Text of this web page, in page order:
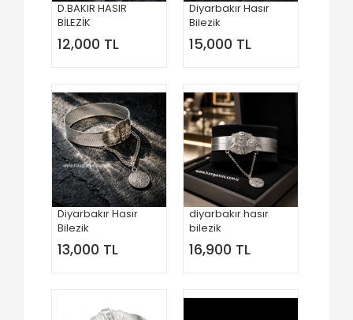
D.BAKIR HASIR
BİLEZİK
12,000 TL
Diyarbakır Hasır
Bilezik
15,000 TL
Diyarbakır Hasır
Bilezik
13,000 TL
diyarbakır hasır
bilezik
16,900 TL